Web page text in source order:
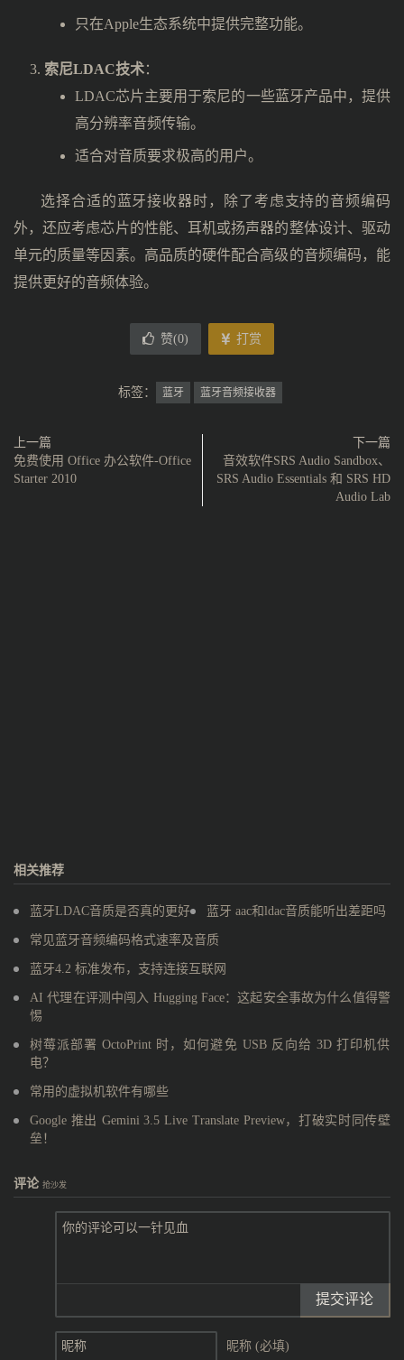
只在Apple生态系统中提供完整功能。
索尼LDAC技术：
LDAC芯片主要用于索尼的一些蓝牙产品中，提供
高分辨率音频传输。
适合对音质要求极高的用户。
选择合适的蓝牙接收器时，除了考虑支持的音频编码
外，还应考虑芯片的性能、耳机或扬声器的整体设计、驱动
单元的质量等因素。高品质的硬件配合高级的音频编码，能
提供更好的音频体验。
赞(0) 打赏
标签： 蓝牙 蓝牙音频接收器
上一篇
免费使用 Office 办公软件-Office
Starter 2010
下一篇
音效软件SRS Audio Sandbox、
SRS Audio Essentials 和 SRS HD
Audio Lab
相关推荐
蓝牙LDAC音质是否真的更好 蓝牙 aac和ldac音质能听出差距吗
常见蓝牙音频编码格式速率及音质
蓝牙4.2 标准发布，支持连接互联网
AI 代理在评测中闯入 Hugging Face：这起安全事故为什么值得警
惕
树莓派部署 OctoPrint 时，如何避免 USB 反向给 3D 打印机供
电？
常用的虚拟机软件有哪些
Google 推出 Gemini 3.5 Live Translate Preview，打破实时同传壁
垒！
评论 抢沙发
提交评论
昵称 (必填)